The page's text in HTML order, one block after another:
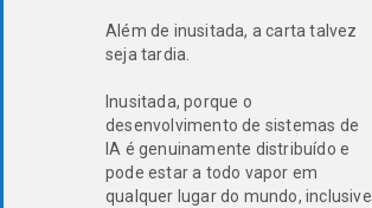
Além de inusitada, a carta talvez
seja tardia.
Inusitada, porque o
desenvolvimento de sistemas de
IA é genuinamente distribuído e
pode estar a todo vapor em
qualquer lugar do mundo, inclusive